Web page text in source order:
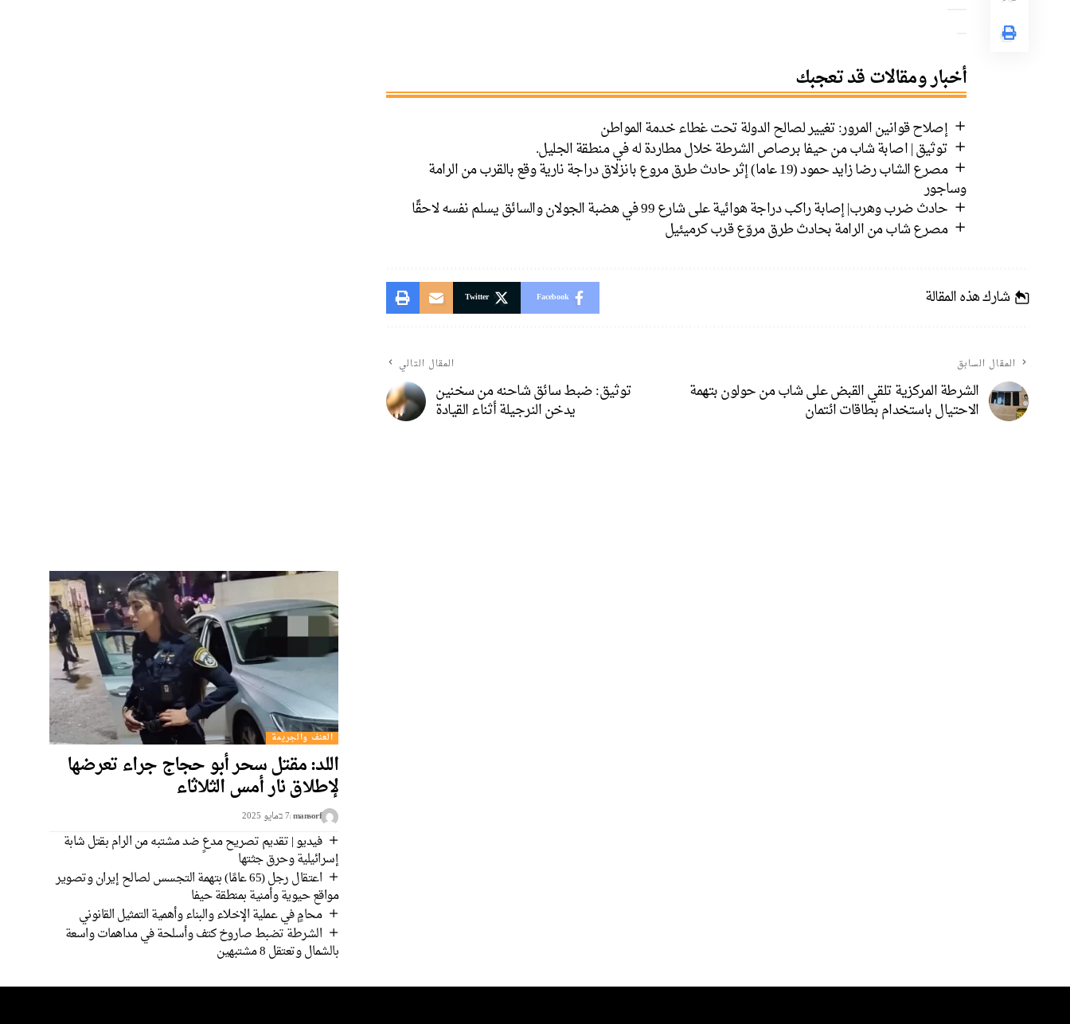
أخبار ومقالات قد تعجبك
إصلاح قوانين المرور: تغيير لصالح الدولة تحت غطاء خدمة المواطن
توثيق | اصابة شاب من حيفا برصاص الشرطة خلال مطاردة له في منطقة الجليل.
مصرع الشاب رضا زايد حمود (19 عاما) إثر حادث طرق مروع بانزلاق دراجة نارية وقع بالقرب من الرامة
وساجور
حادث ضرب وهرب| إصابة راكب دراجة هوائية على شارع 99 في هضبة الجولان والسائق يسلم نفسه لاحقًا
مصرع شاب من الرامة بحادث طرق مروّع قرب كرميئيل
شارك هذه المقالة Facebook
Twitter
المقال السابق
الشرطة المركزية تلقي القبض على شاب من حولون بتهمة
الاحتيال باستخدام بطاقات ائتمان
المقال التالي
توثيق: ضبط سائق شاحنه من سخنين
يدخن النرجيلة أثناء القيادة
العنف والجريمة
اللد: مقتل سحر أبو حجاج جراء تعرضها
لإطلاق نار أمس الثلاثاء
mansorf7 בمايو 2025
فيديو | تقديم تصريح مدعٍ ضد مشتبه من الرام بقتل شابة
إسرائيلية وحرق جثتها
اعتقال رجل (65 عامًا) بتهمة التجسس لصالح إيران وتصوير
مواقع حيوية وأمنية بمنطقة حيفا
محامٍ في عملية الإخلاء والبناء وأهمية التمثيل القانوني
الشرطة تضبط صاروخ كتف وأسلحة في مداهمات واسعة
بالشمال وتعتقل 8 مشتبهين